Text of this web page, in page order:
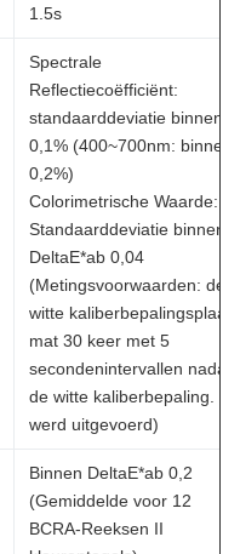
1.5s
Spectrale
Reflectiecoëfficiënt:
standaarddeviatie binnen
0,1% (400~700nm: binnen
0,2%)
Colorimetrische Waarde:
Standaarddeviatie binnen
DeltaE*ab 0,04
(Metingsvoorwaarden: de
witte kaliberbepalingsplaat
mat 30 keer met 5
secondenintervallen nadat
de witte kaliberbepaling.
werd uitgevoerd)
Binnen DeltaE*ab 0,2
(Gemiddelde voor 12
BCRA-Reeksen II